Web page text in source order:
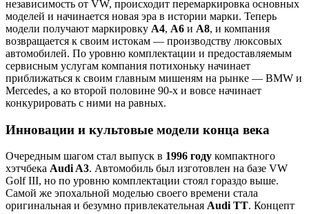
независимость от VW, происходит перемаркировка основных
моделей и начинается новая эра в истории марки. Теперь
модели получают маркировку A4, A6 и A8, и компания
возвращается к своим истокам — производству люксовых
автомобилей. По уровню комплектации и предоставляемым
сервисным услугам компания потихоньку начинает
приближаться к своим главным мишеням на рынке — BMW и
Mercedes, а ко второй половине 90-х и вовсе начинает
конкурировать с ними на равных.
Инновации и культовые модели конца века
Очередным шагом стал выпуск в 1996 году компактного
хэтчбека Audi A3. Автомобиль был изготовлен на базе VW
Golf III, но по уровню комплектации стоял гораздо выше.
Самой же эпохальной моделью своего времени стала
оригинальная и безумно привлекательная Audi TT. Концепт